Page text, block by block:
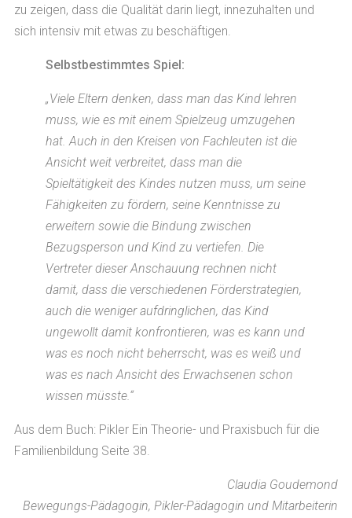
zu zeigen, dass die Qualität darin liegt, innezuhalten und
sich intensiv mit etwas zu beschäftigen.
Selbstbestimmtes Spiel:
„Viele Eltern denken, dass man das Kind lehren
muss, wie es mit einem Spielzeug umzugehen
hat. Auch in den Kreisen von Fachleuten ist die
Ansicht weit verbreitet, dass man die
Spieltätigkeit des Kindes nutzen muss, um seine
Fähigkeiten zu fördern, seine Kenntnisse zu
erweitern sowie die Bindung zwischen
Bezugsperson und Kind zu vertiefen. Die
Vertreter dieser Anschauung rechnen nicht
damit, dass die verschiedenen Förderstrategien,
auch die weniger aufdringlichen, das Kind
ungewollt damit konfrontieren, was es kann und
was es noch nicht beherrscht, was es weiß und
was es nach Ansicht des Erwachsenen schon
wissen müsste.“
Aus dem Buch: Pikler Ein Theorie- und Praxisbuch für die
Familienbildung Seite 38.
Claudia Goudemond
Bewegungs-Pädagogin, Pikler-Pädagogin und Mitarbeiterin